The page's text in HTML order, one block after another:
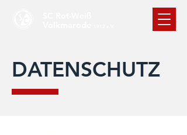
DATENSCHUTZ